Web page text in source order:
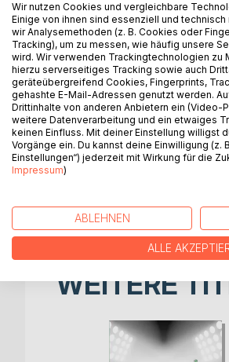
BESCHREIBUNG
Beratungshäuser
Karriere. Blutjunge
nach dem nächsten Deal,
Dieser Debütroman hält
Frau Dr. Taylor, Anfang
Leben einer
Ehrgeiz von einem zum
immer 24/7.
WEITERE
Wir nutzen Cookies und vergleichbare
Einige von ihnen sind essenziell und
wir Analysemethoden (z. B. Cookies oder
Tracking), um zu messen, wie häufig unsere
wird. Wir verwenden Trackingtechnologien zu
hierzu serverseitiges Tracking sowie auch
geräteübergreifend Cookies, Fingerprints,
gehashte E-Mail-Adressen genutzt werden.
Drittinhalte von anderen Anbietern ein (Video-
weitere Datenverarbeitung und ein etwaiges
keinen Einfluss. Mit deiner Einstellung willigst
Vorgänge ein. Du kannst deine Einwilligung (z.
Einstellungen“) jederzeit mit Wirkung für die
Impressum)
ABLEHNEN
ALLE